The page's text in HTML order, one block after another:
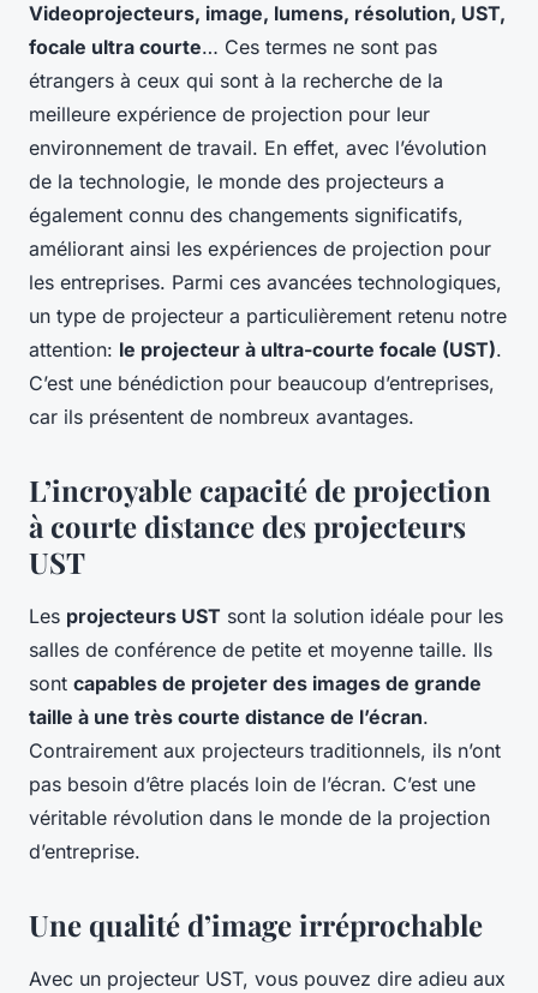
Videoprojecteurs, image, lumens, résolution, UST,
focale ultra courte… Ces termes ne sont pas
étrangers à ceux qui sont à la recherche de la
meilleure expérience de projection pour leur
environnement de travail. En effet, avec l’évolution
de la technologie, le monde des projecteurs a
également connu des changements significatifs,
améliorant ainsi les expériences de projection pour
les entreprises. Parmi ces avancées technologiques,
un type de projecteur a particulièrement retenu notre
attention: le projecteur à ultra-courte focale (UST).
C’est une bénédiction pour beaucoup d’entreprises,
car ils présentent de nombreux avantages.
L’incroyable capacité de projection
à courte distance des projecteurs
UST
Les projecteurs UST sont la solution idéale pour les
salles de conférence de petite et moyenne taille. Ils
sont capables de projeter des images de grande
taille à une très courte distance de l’écran.
Contrairement aux projecteurs traditionnels, ils n’ont
pas besoin d’être placés loin de l’écran. C’est une
véritable révolution dans le monde de la projection
d’entreprise.
Une qualité d’image irréprochable
Avec un projecteur UST, vous pouvez dire adieu aux